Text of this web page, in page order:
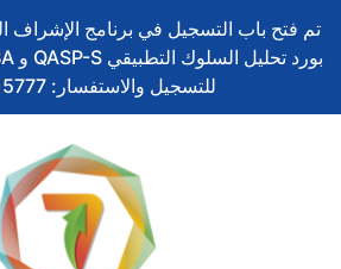
إلى
المحتوى
تم فتح باب التسجيل في برنامج الإشراف
للتسجيل والاستفسار: 0533415777
ح
ي
س
ي
ن
ك
و
ي